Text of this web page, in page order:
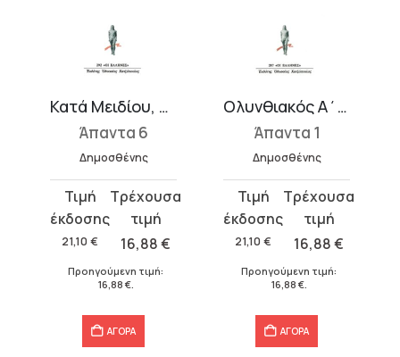
Κατά Μειδίου, Κατά Ανδροτίωνος
Άπαντα 6
Δημοσθένης
21,10 €
Original
price
was:
16,88€
τρέχουσα
τιμή
16,88 €.
Προηγούμενη τιμή:
16,88 €.
ΑΓΟΡΑ
Ολυνθιακός Α΄-Γ΄, Κατά Φιλίππου Α΄-Δ΄
Άπαντα 1
Δημοσθένης
21,10 €
Original
price
was:
16,88€
τρέχουσα
τιμή
16,88 €.
Προηγούμενη τιμή:
16,88 €.
ΑΓΟΡΑ